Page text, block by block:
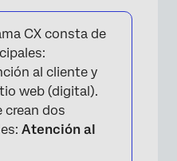
CX consta de
al cliente y
web (digital).
crean dos
Atención al